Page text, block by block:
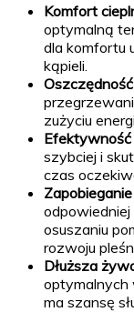
Komfort
optymalną
dla komfortu
kąpieli.
zużyciu
szybciej i
czas
osuszaniu
rozwoju
Dłuższa
optymalnych
ma szansę